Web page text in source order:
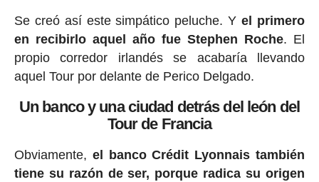
Se creó así este simpático peluche. Yel primero
en recibirlo aquel año fue Stephen Roche. El
propio corredor irlandés se acabaría llevando
aquel Tour por delante de Perico Delgado.
Un banco y una ciudad detrás del león del
Tour de Francia
Obviamente, el banco Crédit Lyonnais también
tiene su razón de ser, porque radica su origen